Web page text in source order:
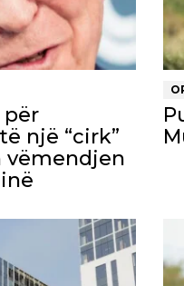
për
një “cirk”
vëmendjen